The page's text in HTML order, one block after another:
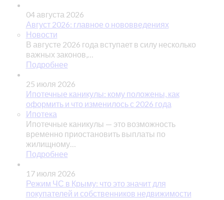
04 августа 2026
Август 2026: главное о нововведениях
Новости
В августе 2026 года вступает в силу несколько
важных законов,…
Подробнее
25 июля 2026
Ипотечные каникулы: кому положены, как
оформить и что изменилось с 2026 года
Ипотека
Ипотечные каникулы — это возможность
временно приостановить выплаты по
жилищному…
Подробнее
17 июля 2026
Режим ЧС в Крыму: что это значит для
покупателей и собственников недвижимости